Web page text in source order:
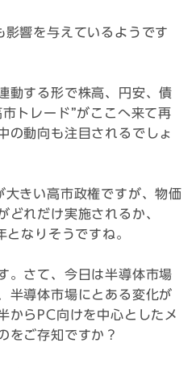
影響を与えているようです
動する形で株高、円安、債
トレード”がここへ来て再
の動向も注目されるでしょ
大きい高市政権ですが、物価
どれだけ実施されるか、
なりそうですね。
。さて、今日は半導体市場
半導体市場にとある変化が
からPC向けを中心としたメ
をご存知ですか？